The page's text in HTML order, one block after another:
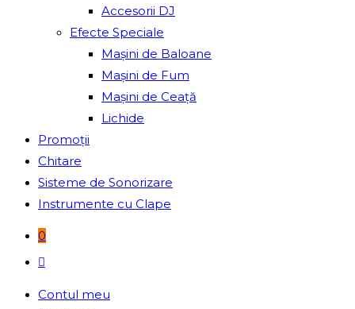
Accesorii DJ
Efecte Speciale
Mașini de Baloane
Mașini de Fum
Mașini de Ceață
Lichide
Promoții
Chitare
Sisteme de Sonorizare
Instrumente cu Clape
0
Toggle
search
Contul meu